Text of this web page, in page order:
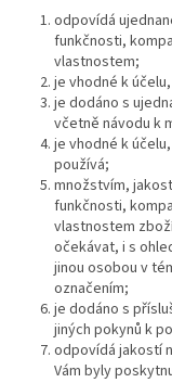
odpovídá
funkčnosti,
vlastnostem;
je vhodné k
je dodáno s
včetně návodu k
je vhodné k
používá;
množstvím,
funkčnosti,
vlastnostem
očekávat, i s
jinou osobou v
označením;
je dodáno s
jiných pokynů k
odpovídá jakostí
Vám byly